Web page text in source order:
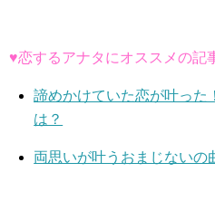
♥恋するアナタにオススメの記
諦めかけていた恋が叶った
は？
両思いが叶うおまじないの